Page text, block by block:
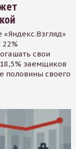
свои
заемщиков
половины своего